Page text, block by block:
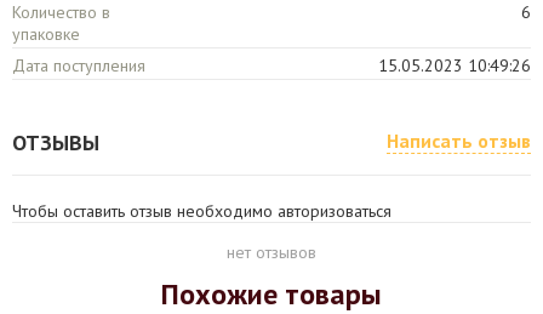
Количество в
упаковке
6
Дата поступления 15.05.2023 10:49:26
ОТЗЫВЫ Написать отзыв
Чтобы оставить отзыв необходимо авторизоваться
нет отзывов
Похожие товары